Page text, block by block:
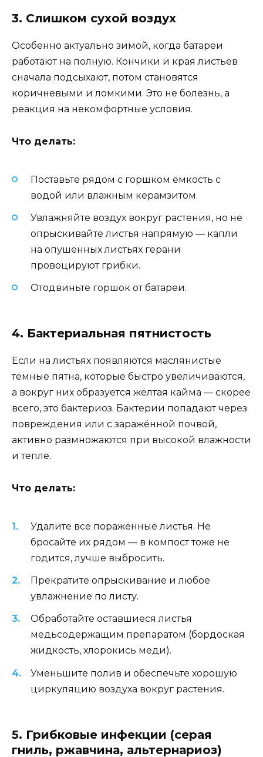
3. Слишком сухой воздух
Особенно актуально зимой, когда батареи
работают на полную. Кончики и края листьев
сначала подсыхают, потом становятся
коричневыми и ломкими. Это не болезнь, а
реакция на некомфортные условия.
Что делать:
Поставьте рядом с горшком ёмкость с
водой или влажным керамзитом.
Увлажняйте воздух вокруг растения, но не
опрыскивайте листья напрямую — капли
на опушенных листьях герани
провоцируют грибки.
Отодвиньте горшок от батареи.
4. Бактериальная пятнистость
Если на листьях появляются маслянистые
тёмные пятна, которые быстро увеличиваются,
а вокруг них образуется жёлтая кайма — скорее
всего, это бактериоз. Бактерии попадают через
повреждения или с заражённой почвой,
активно размножаются при высокой влажности
и тепле.
Что делать:
Удалите все поражённые листья. Не
бросайте их рядом — в компост тоже не
годится, лучше выбросить.
Прекратите опрыскивание и любое
увлажнение по листу.
Обработайте оставшиеся листья
медьсодержащим препаратом (бордоская
жидкость, хлорокись меди).
Уменьшите полив и обеспечьте хорошую
циркуляцию воздуха вокруг растения.
5. Грибковые инфекции (серая
гниль, ржавчина, альтернариоз)